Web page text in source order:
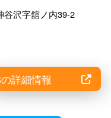
谷沢字舘ノ内39-2
詳細情報